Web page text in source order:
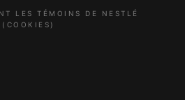
LES TÉMOINS DE NESTLÉ
(COOKIES)